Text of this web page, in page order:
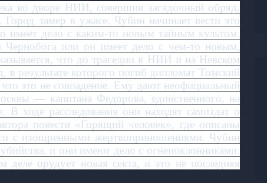
во дворе НИИ, совершив загадочный обряд,
Город замер в ужасе. Чубин начинает вести это
имеет дело с каким-то новым тайным культом.
или он имеет дело с чем-то новым,
что до трагедии в НИИ и на Невском
результате которого погиб дипломат Томский
это не совпадение. Ему дают неофициальный
— капитана Федорова, единственного, на
ходе расследования они находят самиздат о
повести «Горящий человек», где описаны
с изощренными жертвоприношениями. Чубин
и они имеют дело с огнепоклонниками.
орудует новая секта, и это не последняя